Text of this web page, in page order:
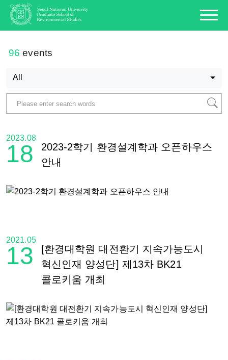
96 events
All
2023.08
18
2023-2학기 환경설계학과 오픈하우스
안내
2021.05
13
[환경대학원 대전환기 지속가능도시
혁신인재 양성단] 제13차 BK21
콜로키움 개최